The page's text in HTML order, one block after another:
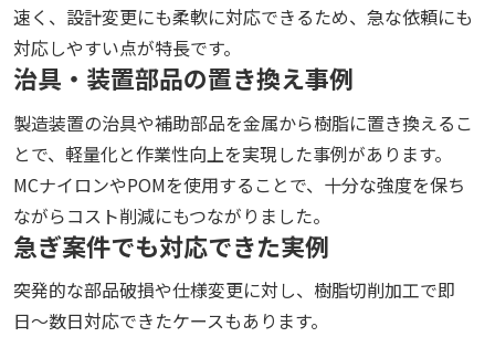
速く、設計変更にも柔軟に対応できるため、急な依頼にも
対応しやすい点が特長です。
治具・装置部品の置き換え事例
製造装置の治具や補助部品を金属から樹脂に置き換えるこ
とで、軽量化と作業性向上を実現した事例があります。
MCナイロンやPOMを使用することで、十分な強度を保ち
ながらコスト削減にもつながりました。
急ぎ案件でも対応できた実例
突発的な部品破損や仕様変更に対し、樹脂切削加工で即
日〜数日対応できたケースもあります。